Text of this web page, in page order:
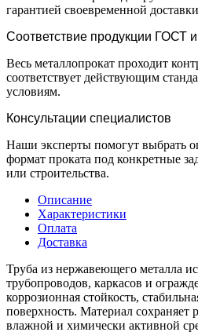
гарантией своевременной
Соответствие продукции ГОСТ
Весь металлопрокат проходит
соответствует действующим
условиям.
Консультации специалистов
Наши эксперты помогут выбрать
формат проката под конкретные
или строительства.
Описание
Характеристики
Оплата
Доставка
Труба из нержавеющего металла
трубопроводов, каркасов и
коррозионная стойкость,
поверхность. Материал
влажной и химически активной